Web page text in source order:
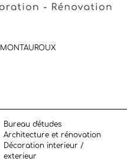
MONTAUROUX
Bureau d'études
Architecture et rénovation
Décoration interieur /
exterieur